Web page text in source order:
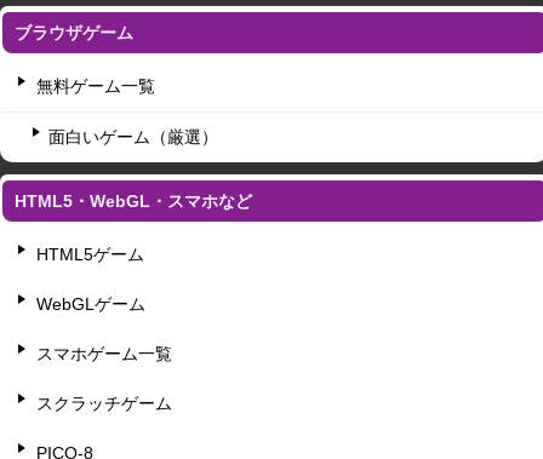
ブラウザゲーム
無料ゲーム一覧
面白いゲーム（厳選）
HTML5・WebGL・スマホなど
HTML5ゲーム
WebGLゲーム
スマホゲーム一覧
スクラッチゲーム
PICO-8